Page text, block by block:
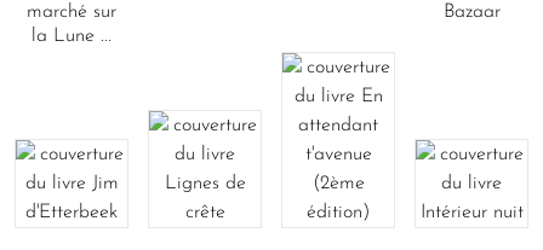
marché sur
la Lune ...
Bazaar